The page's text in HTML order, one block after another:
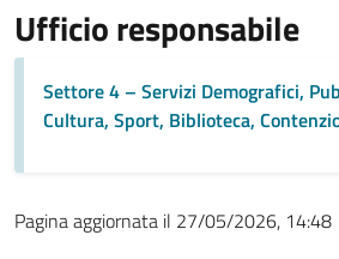
Ufficio responsabile
Settore 4 – Servizi Demografici,
Cultura, Sport, Biblioteca,
Pagina aggiornata il 27/05/2026, 14:48